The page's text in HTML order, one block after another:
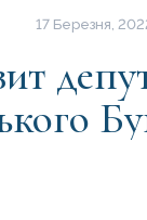
17 Березня,